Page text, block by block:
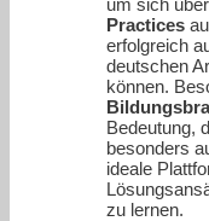
Practices
erfolgreich
deutschen
können.
Bedeutung,
besonders
ideale
zu lernen.